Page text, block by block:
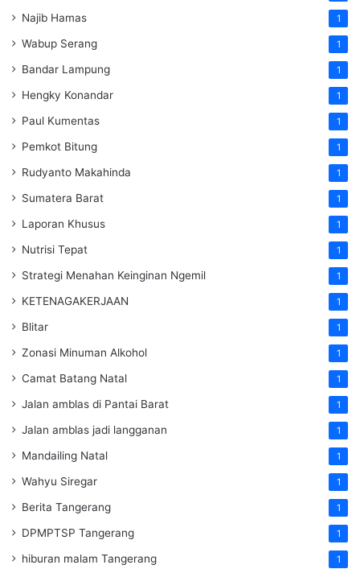
Najib Hamas 1
Wabup Serang 1
Bandar Lampung 1
Hengky Konandar 1
Paul Kumentas 1
Pemkot Bitung 1
Rudyanto Makahinda 1
Sumatera Barat 1
Laporan Khusus 1
Nutrisi Tepat 1
Strategi Menahan Keinginan Ngemil 1
KETENAGAKERJAAN 1
Blitar 1
Zonasi Minuman Alkohol 1
Camat Batang Natal 1
Jalan amblas di Pantai Barat 1
Jalan amblas jadi langganan 1
Mandailing Natal 1
Wahyu Siregar 1
Berita Tangerang 1
DPMPTSP Tangerang 1
hiburan malam Tangerang 1